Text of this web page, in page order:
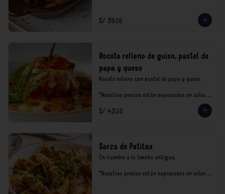
S/ 39.00
Rocoto relleno de guiso, pastel de
papa y queso
Rocoto relleno con pastel de papa y queso.
*Nuestros precios están expresados en soles e
consumo.
S/ 43.00
Sarza de Patitas
En fiambre a la limeña antigua.
*Nuestros precios están expresados en soles e